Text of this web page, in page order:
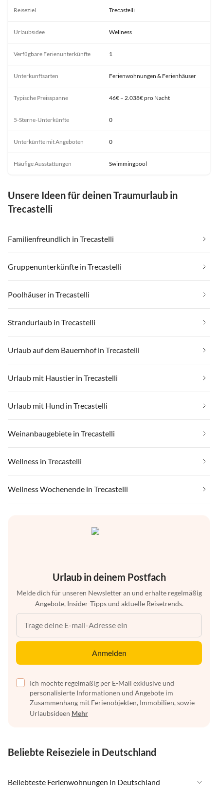
Reiseziel Trecastelli
Urlaubsidee Wellness
Verfügbare Ferienunterkünfte 1
Unterkunftsarten Ferienwohnungen & Ferienhäuser
Typische Preisspanne 46€ – 2.038€ pro Nacht
5-Sterne-Unterkünfte 0
Unterkünfte mit Angeboten 0
Häufige Ausstattungen Swimmingpool
Unsere Ideen für deinen Traumurlaub in
Trecastelli
Familienfreundlich in Trecastelli
Gruppenunterkünfte in Trecastelli
Poolhäuser in Trecastelli
Strandurlaub in Trecastelli
Urlaub auf dem Bauernhof in Trecastelli
Urlaub mit Haustier in Trecastelli
Urlaub mit Hund in Trecastelli
Weinanbaugebiete in Trecastelli
Wellness in Trecastelli
Wellness Wochenende in Trecastelli
Urlaub in deinem Postfach
Melde dich für unseren Newsletter an und erhalte regelmäßig
Angebote, Insider-Tipps und aktuelle Reisetrends.
Anmelden
Ich möchte regelmäßig per E-Mail exklusive und
personalisierte Informationen und Angebote im
Zusammenhang mit Ferienobjekten, Immobilien, sowie
Urlaubsideen Mehr
Beliebte Reiseziele in Deutschland
Beliebteste Ferienwohnungen in Deutschland